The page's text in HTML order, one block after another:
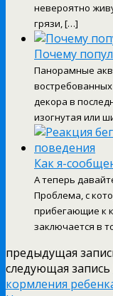
невероятно
грязи, […]
Почему
Панорамные
декора в
изогнутая или
Как я-
А теперь
Проблема, с
прибегающие к
заключается в
предыдущая
следующая запись
кормления